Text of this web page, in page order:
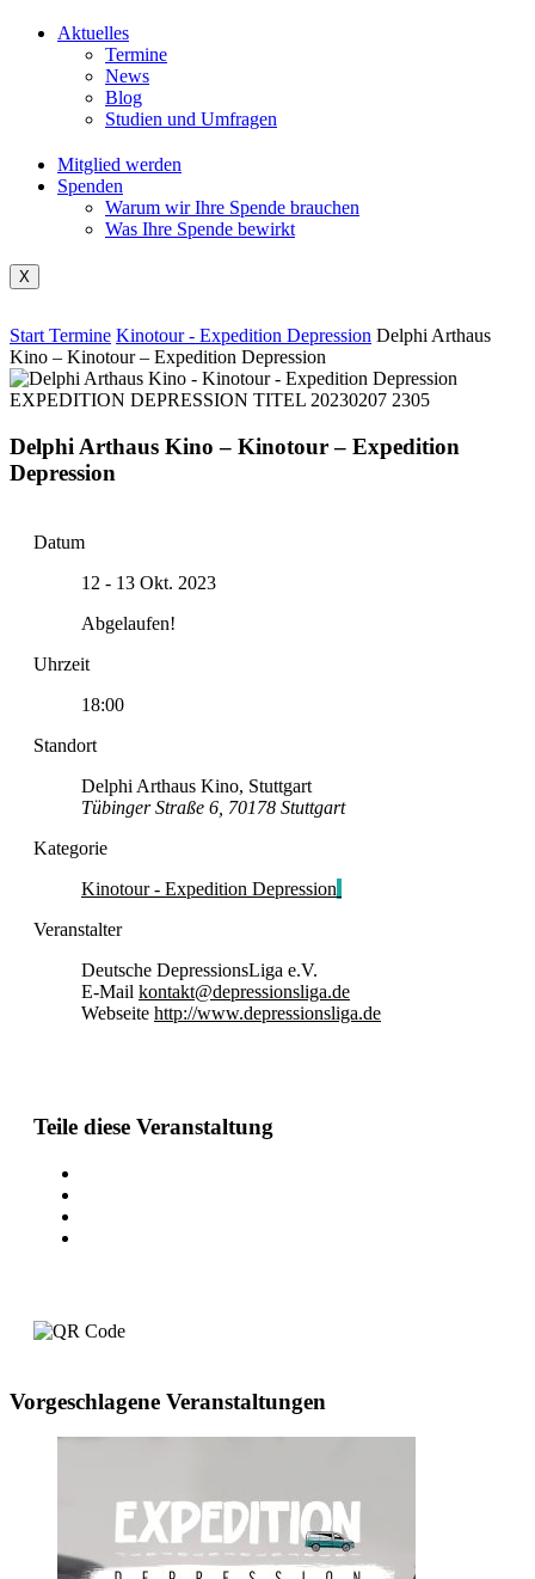
Aktuelles
Termine
News
Blog
Studien und Umfragen
Mitglied werden
Spenden
Warum wir Ihre Spende brauchen
Was Ihre Spende bewirkt
X
Start Termine Kinotour - Expedition Depression Delphi Arthaus
Kino – Kinotour – Expedition Depression
Delphi Arthaus Kino – Kinotour – Expedition
Depression
Datum
12 - 13 Okt. 2023
Abgelaufen!
Uhrzeit
18:00
Standort
Delphi Arthaus Kino, Stuttgart
Tübinger Straße 6, 70178 Stuttgart
Kategorie
Kinotour - Expedition Depression
Veranstalter
Deutsche DepressionsLiga e.V.
E-Mail kontakt@depressionsliga.de
Webseite http://www.depressionsliga.de
Teile diese Veranstaltung
Vorgeschlagene Veranstaltungen